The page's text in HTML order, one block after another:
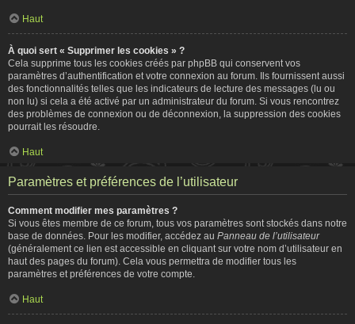
Haut
À quoi sert « Supprimer les cookies » ?
Cela supprime tous les cookies créés par phpBB qui conservent vos
paramètres d’authentification et votre connexion au forum. Ils fournissent aussi
des fonctionnalités telles que les indicateurs de lecture des messages (lu ou
non lu) si cela a été activé par un administrateur du forum. Si vous rencontrez
des problèmes de connexion ou de déconnexion, la suppression des cookies
pourrait les résoudre.
Haut
Paramètres et préférences de l’utilisateur
Comment modifier mes paramètres ?
Si vous êtes membre de ce forum, tous vos paramètres sont stockés dans notre
base de données. Pour les modifier, accédez au Panneau de l’utilisateur
(généralement ce lien est accessible en cliquant sur votre nom d’utilisateur en
haut des pages du forum). Cela vous permettra de modifier tous les
paramètres et préférences de votre compte.
Haut